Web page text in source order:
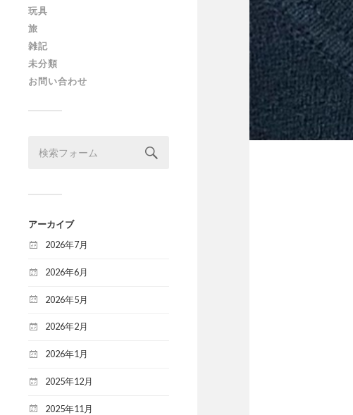
玩具
旅
雑記
未分類
お問い合わせ
アーカイブ
2026年7月
2026年6月
2026年5月
2026年2月
2026年1月
2025年12月
2025年11月